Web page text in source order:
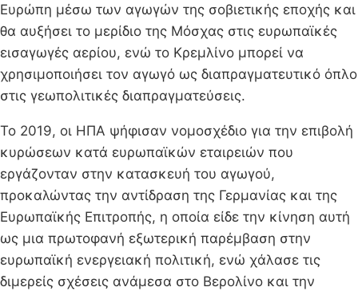
Ευρώπη μέσω των αγωγών της σοβιετικής εποχής και
θα αυξήσει το μερίδιο της Μόσχας στις ευρωπαϊκές
εισαγωγές αερίου, ενώ το Κρεμλίνο μπορεί να
χρησιμοποιήσει τον αγωγό ως διαπραγματευτικό όπλο
στις γεωπολιτικές διαπραγματεύσεις.
Το 2019, οι ΗΠΑ ψήφισαν νομοσχέδιο για την επιβολή
κυρώσεων κατά ευρωπαϊκών εταιρειών που
εργάζονταν στην κατασκευή του αγωγού,
προκαλώντας την αντίδραση της Γερμανίας και της
Ευρωπαϊκής Επιτροπής, η οποία είδε την κίνηση αυτή
ως μια πρωτοφανή εξωτερική παρέμβαση στην
ευρωπαϊκή ενεργειακή πολιτική, ενώ χάλασε τις
διμερείς σχέσεις ανάμεσα στο Βερολίνο και την